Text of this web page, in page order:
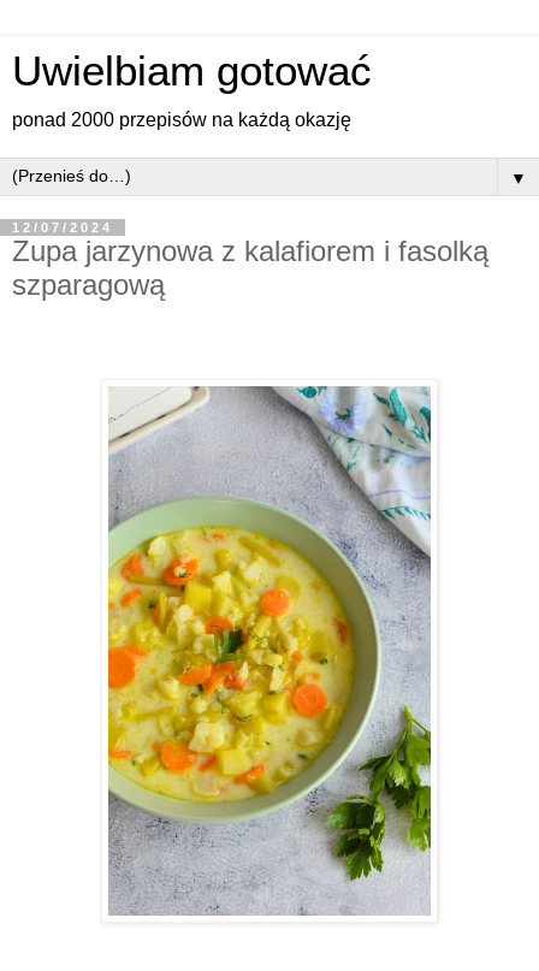
Uwielbiam gotować
ponad 2000 przepisów na każdą okazję
▼
12/07/2024
Zupa jarzynowa z kalafiorem i fasolką
szparagową